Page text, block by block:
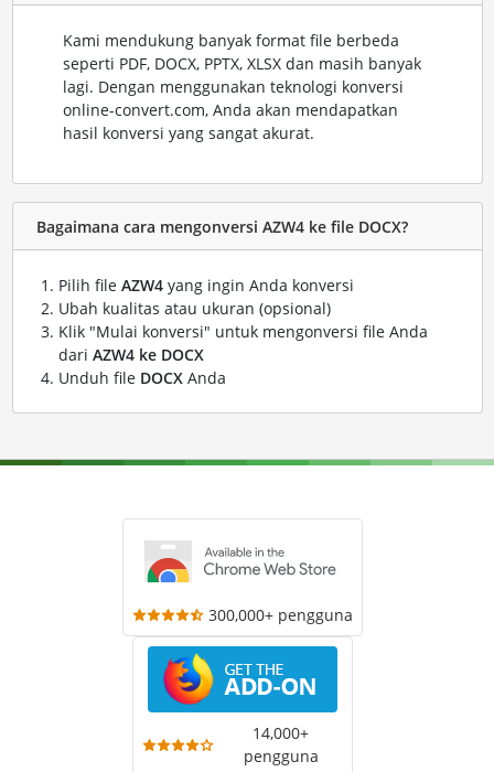
Kami mendukung banyak format file berbeda
seperti PDF, DOCX, PPTX, XLSX dan masih banyak
lagi. Dengan menggunakan teknologi konversi
online-convert.com, Anda akan mendapatkan
hasil konversi yang sangat akurat.
Bagaimana cara mengonversi AZW4 ke file DOCX?
Pilih file AZW4yang ingin Anda konversi
Ubah kualitas atau ukuran (opsional)
Klik "Mulai konversi" untuk mengonversi file Anda
dari AZW4 ke DOCX
Unduh file DOCXAnda
300,000+ pengguna
14,000+
pengguna